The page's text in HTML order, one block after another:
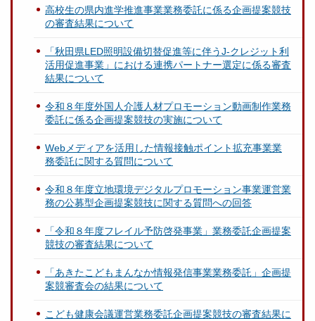
高校生の県内進学推進事業業務委託に係る企画提案競技
の審査結果について
「秋田県LED照明設備切替促進等に伴うJ-クレジット利
活用促進事業」における連携パートナー選定に係る審査
結果について
令和８年度外国人介護人材プロモーション動画制作業務
委託に係る企画提案競技の実施について
Webメディアを活用した情報接触ポイント拡充事業業
務委託に関する質問について
令和８年度立地環境デジタルプロモーション事業運営業
務の公募型企画提案競技に関する質問への回答
「令和８年度フレイル予防啓発事業」業務委託企画提案
競技の審査結果について
「あきたこどもまんなか情報発信事業業務委託」企画提
案競審査会の結果について
こども健康会議運営業務委託企画提案競技の審査結果に